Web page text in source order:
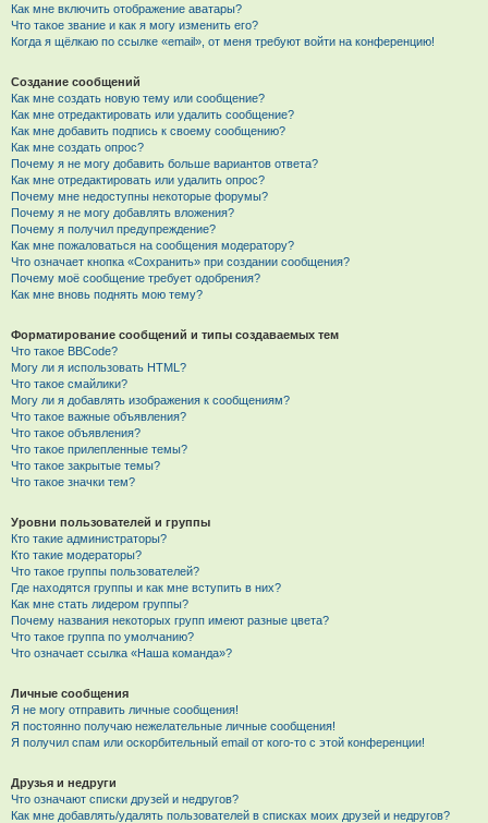
Как мне включить отображение аватары?
Что такое звание и как я могу изменить его?
Когда я щёлкаю по ссылке «email», от меня требуют войти на конференцию!
Создание сообщений
Как мне создать новую тему или сообщение?
Как мне отредактировать или удалить сообщение?
Как мне добавить подпись к своему сообщению?
Как мне создать опрос?
Почему я не могу добавить больше вариантов ответа?
Как мне отредактировать или удалить опрос?
Почему мне недоступны некоторые форумы?
Почему я не могу добавлять вложения?
Почему я получил предупреждение?
Как мне пожаловаться на сообщения модератору?
Что означает кнопка «Сохранить» при создании сообщения?
Почему моё сообщение требует одобрения?
Как мне вновь поднять мою тему?
Форматирование сообщений и типы создаваемых тем
Что такое BBCode?
Могу ли я использовать HTML?
Что такое смайлики?
Могу ли я добавлять изображения к сообщениям?
Что такое важные объявления?
Что такое объявления?
Что такое прилепленные темы?
Что такое закрытые темы?
Что такое значки тем?
Уровни пользователей и группы
Кто такие администраторы?
Кто такие модераторы?
Что такое группы пользователей?
Где находятся группы и как мне вступить в них?
Как мне стать лидером группы?
Почему названия некоторых групп имеют разные цвета?
Что такое группа по умолчанию?
Что означает ссылка «Наша команда»?
Личные сообщения
Я не могу отправить личные сообщения!
Я постоянно получаю нежелательные личные сообщения!
Я получил спам или оскорбительный email от кого-то с этой конференции!
Друзья и недруги
Что означают списки друзей и недругов?
Как мне добавлять/удалять пользователей в списках моих друзей и недругов?